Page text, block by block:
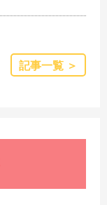
記事一覧 ＞